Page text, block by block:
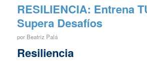
RESILIENCIA: Entrena
Supera Desafíos
por Beatriz Palá
Resiliencia